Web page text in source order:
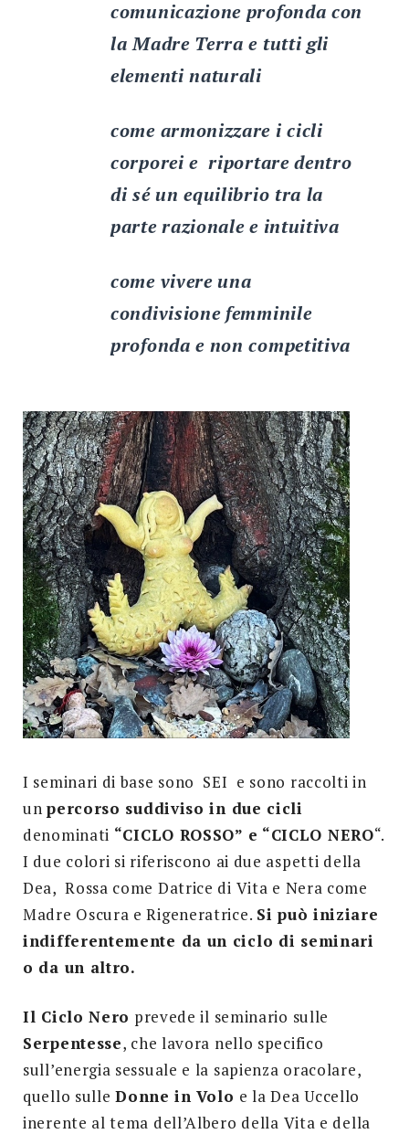
comunicazione profonda con
la Madre Terra e tutti gli
elementi naturali
come armonizzare i cicli
corporei e riportare dentro
di sé un equilibrio tra la
parte razionale e intuitiva
come vivere una
condivisione femminile
profonda e non competitiva
I seminari di base sono SEI e sono raccolti in
unpercorso suddiviso in due cicli
denominati “CICLO ROSSO” e “CICLO NERO“.
I due colori si riferiscono ai due aspetti della
Dea, Rossa come Datrice di Vita e Nera come
Madre Oscura e Rigeneratrice. Si può iniziare
indifferentemente da un ciclo di seminari
o da un altro.
Il Ciclo Nero prevede il seminario sulle
Serpentesse, che lavora nello specifico
sull’energia sessuale e la sapienza oracolare,
quello sulleDonne in Volo e la Dea Uccello
inerente al tema dell’Albero della Vita e della